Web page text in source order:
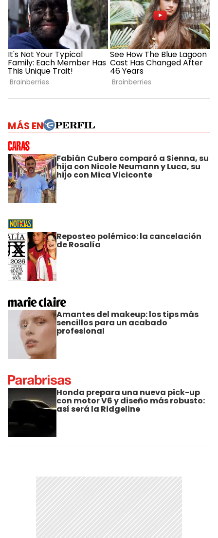
MÁS EN
Fabián Cubero comparó a Sienna, su
hija con Nicole Neumann y Luca, su
hijo con Mica Viciconte
Reposteo polémico: la cancelación
de Rosalía
Amantes del makeup: los tips más
sencillos para un acabado
profesional
Honda prepara una nueva pick-up
con motor V6 y diseño más robusto:
así será la Ridgeline